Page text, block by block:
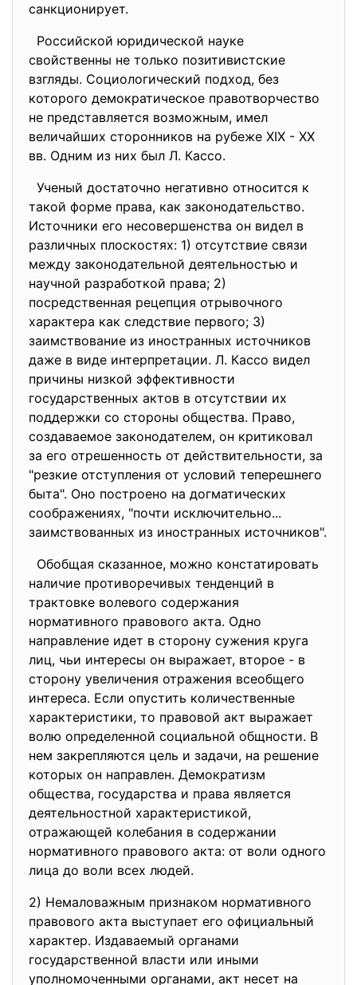
санкционирует.
Российской юридической науке
свойственны не только позитивистские
взгляды. Социологический подход, без
которого демократическое правотворчество
не представляется возможным, имел
величайших сторонников на рубеже XIX - XX
вв. Одним из них был Л. Кассо.
Ученый достаточно негативно относится к
такой форме права, как законодательство.
Источники его несовершенства он видел в
различных плоскостях: 1) отсутствие связи
между законодательной деятельностью и
научной разработкой права; 2)
посредственная рецепция отрывочного
характера как следствие первого; 3)
заимствование из иностранных источников
даже в виде интерпретации. Л. Кассо видел
причины низкой эффективности
государственных актов в отсутствии их
поддержки со стороны общества. Право,
создаваемое законодателем, он критиковал
за его отрешенность от действительности, за
"резкие отступления от условий теперешнего
быта". Оно построено на догматических
соображениях, "почти исключительно...
заимствованных из иностранных источников".
Обобщая сказанное, можно констатировать
наличие противоречивых тенденций в
трактовке волевого содержания
нормативного правового акта. Одно
направление идет в сторону сужения круга
лиц, чьи интересы он выражает, второе - в
сторону увеличения отражения всеобщего
интереса. Если опустить количественные
характеристики, то правовой акт выражает
волю определенной социальной общности. В
нем закрепляются цель и задачи, на решение
которых он направлен. Демократизм
общества, государства и права является
деятельностной характеристикой,
отражающей колебания в содержании
нормативного правового акта: от воли одного
лица до воли всех людей.
2) Немаловажным признаком нормативного
правового акта выступает его официальный
характер. Издаваемый органами
государственной власти или иными
уполномоченными органами, акт несет на